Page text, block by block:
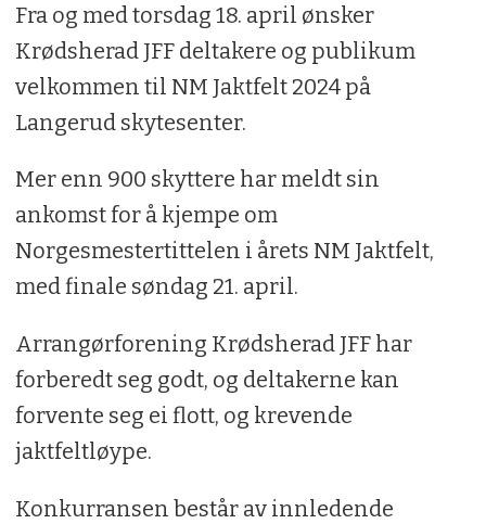
Fra og med torsdag 18. april ønsker
Krødsherad JFF deltakere og publikum
velkommen til NM Jaktfelt 2024 på
Langerud skytesenter.
Mer enn 900 skyttere har meldt sin
ankomst for å kjempe om
Norgesmestertittelen i årets NM Jaktfelt,
med finale søndag 21. april.
Arrangørforening Krødsherad JFF har
forberedt seg godt, og deltakerne kan
forvente seg ei flott, og krevende
jaktfeltløype.
Konkurransen består av innledende